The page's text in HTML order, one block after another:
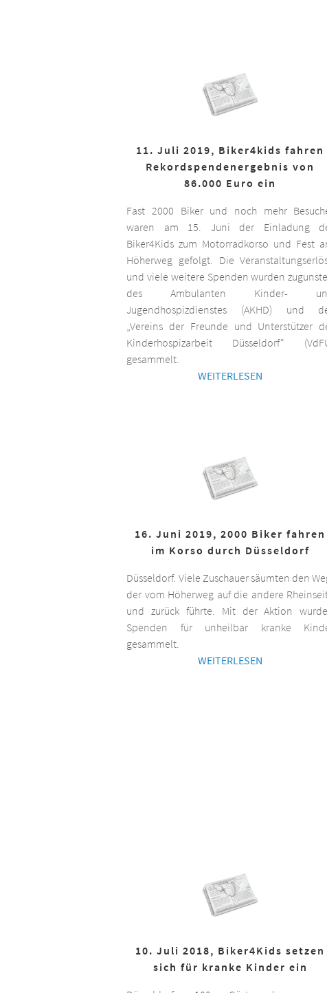
11. Juli 2019, Biker4kids fahren
Rekordspendenergebnis von
86.000 Euro ein
Fast 2000 Biker und noch mehr
waren am 15. Juni der Einladung
Biker4Kids zum Motorradkorso und Fest
Höherweg gefolgt. Die
und viele weitere Spenden wurden
des Ambulanten Kinder-
Jugendhospizdienstes (AKHD) und
„Vereins der Freunde und Unterstützer
Kinderhospizarbeit Düsseldorf“
gesammelt.
WEITERLESEN
16. Juni 2019, 2000 Biker fahren
im Korso durch Düsseldorf
Düsseldorf. Viele Zuschauer säumten den
der vom Höherweg auf die andere
und zurück führte. Mit der Aktion
Spenden für unheilbar kranke
gesammelt.
WEITERLESEN
10. Juli 2018, Biker4Kids setzen
sich für kranke Kinder ein